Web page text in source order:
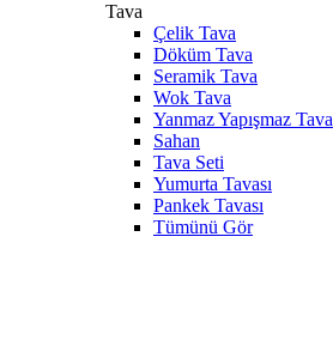
Tava
Çelik Tava
Döküm Tava
Seramik Tava
Wok Tava
Yanmaz Yapışmaz Tava
Sahan
Tava Seti
Yumurta Tavası
Pankek Tavası
Tümünü Gör